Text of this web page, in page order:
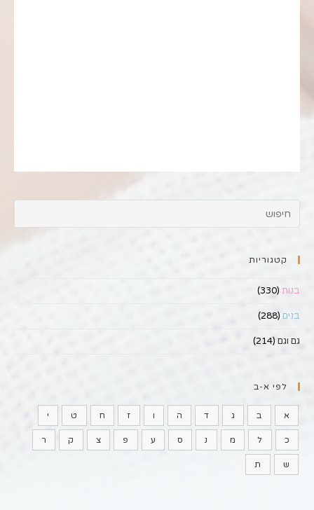
קטגוריות
בנות (330)
בנים (288)
גם וגם (214)
לפי א-ב
א ב ג ד ה ו ז ח ט י
כ ל מ נ ס ע פ צ ק ר
ש ת